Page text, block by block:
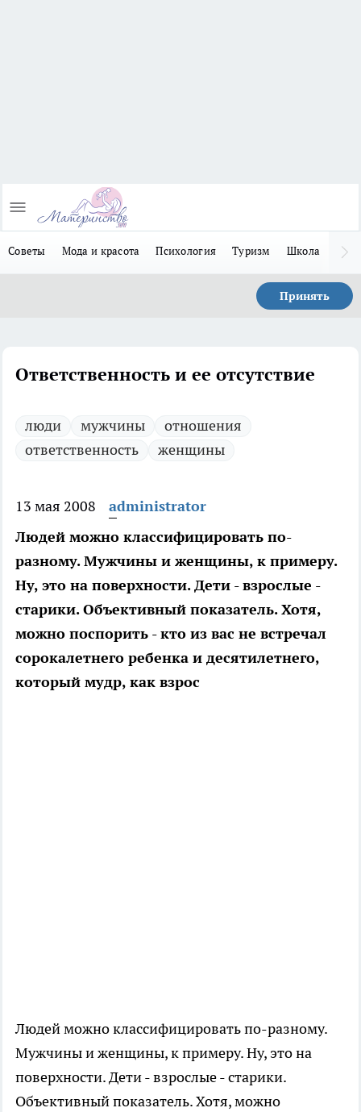
Советы Мода и красота Психология Туризм Школа
Принять
Ответственность и ее отсутствие
люди мужчины
отношения
ответственность
женщины
13 мая 2008
administrator
Людей можно классифицировать по-
разному. Мужчины и женщины, к примеру.
Ну, это на поверхности. Дети - взрослые -
старики. Объективный показатель. Хотя,
можно поспорить - кто из вас не встречал
сорокалетнего ребенка и десятилетнего,
который мудр, как взрос
Людей можно классифицировать по-разному.
Мужчины и женщины, к примеру. Ну, это на
поверхности. Дети - взрослые - старики.
Объективный показатель. Хотя, можно